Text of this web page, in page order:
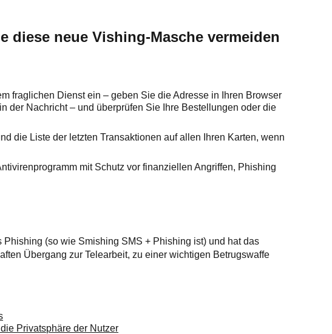
diese neue Vishing-Masche vermeiden
fraglichen Dienst ein – geben Sie die Adresse in Ihren Browser
der Nachricht – und überprüfen Sie Ihre Bestellungen oder die
die Liste der letzten Transaktionen auf allen Ihren Karten, wenn
mit Schutz vor finanziellen Angriffen, Phishing
(so wie Smishing SMS + Phishing ist) und hat das
Übergang zur Telearbeit, zu einer wichtigen Betrugswaffe
Privatsphäre der Nutzer